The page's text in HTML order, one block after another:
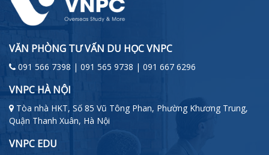
VĂN PHÒNG TƯ VẤN DU HỌC VNPC
091 566 7398 | 091 565 9738 | 091 667 6296
VNPC HÀ NỘI
Tòa nhà HKT, Số 85 Vũ Tông Phan, Phường Khương Trung,
Quận Thanh Xuân, Hà Nội
VNPC EDU